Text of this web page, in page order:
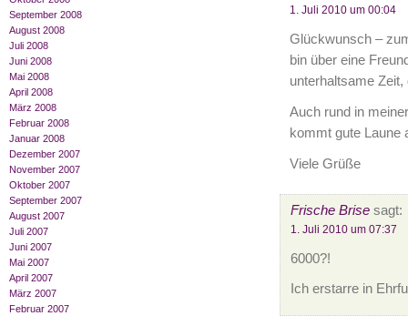
September 2008
August 2008
Juli 2008
Juni 2008
Mai 2008
April 2008
März 2008
Februar 2008
Januar 2008
Dezember 2007
November 2007
Oktober 2007
September 2007
August 2007
Juli 2007
Juni 2007
Mai 2007
April 2007
März 2007
Februar 2007
1. Juli 2010 um 00:04
Glückwunsch –
bin über eine
unterhaltsame
Auch rund in
kommt gute Laune
Viele Grüße
Frische Brisesagt:
1. Juli 2010 um 07:37
6000?!
Ich erstarre in